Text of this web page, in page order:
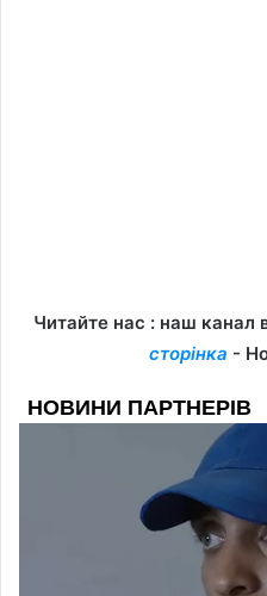
Читайте нас : наш канал
сторінка -